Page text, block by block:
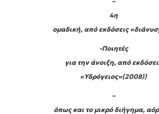
4η
ομαδική, από εκδόσεις
-Ποιητές
για την άνοιξη, από
«Υδρόγειος»(2008))
–
όπως και το μικρό διήγημα,